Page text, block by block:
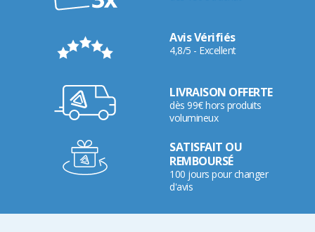
Avis Vérifiés
4,8/5 - Excellent
LIVRAISON OFFERTE
dès 99€ hors produits
volumineux
SATISFAIT OU
REMBOURSÉ
100 jours pour changer
d'avis